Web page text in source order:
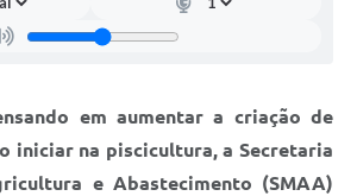
em aumentar a criação de
iniciar na piscicultura, a Secretaria
e Abastecimento (SMAA)